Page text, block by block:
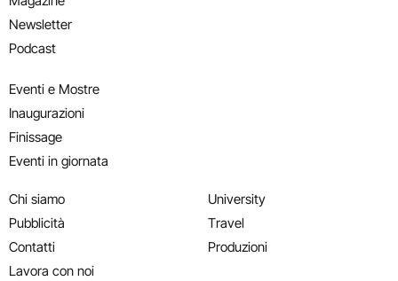
Newsletter
Podcast
Eventi e Mostre
Inaugurazioni
Finissage
Eventi in giornata
Chi siamo
Pubblicità
Contatti
Lavora con noi
University
Travel
Produzioni